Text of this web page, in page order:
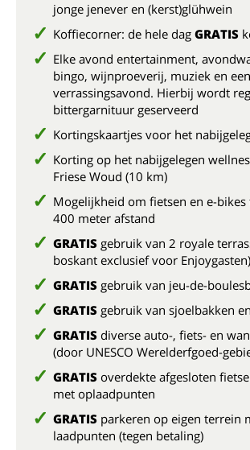
jonge jenever en (kerst)glühwein
Koffiecorner: de hele dag GRATIS
Elke avond entertainment,
bingo, wijnproeverij, muziek en een
verrassingsavond. Hierbij wordt
bittergarnituur geserveerd
Kortingskaartjes voor het
Korting op het nabijgelegen
Friese Woud (10 km)
Mogelijkheid om fietsen en e-
400 meter afstand
GRATIS gebruik van 2 royale
boskant exclusief voor Enjoygasten)
GRATIS gebruik van jeu-de-
GRATIS gebruik van sjoelbakken
GRATIS diverse auto-, fiets- en
(door UNESCO Werelderfgoed-
GRATIS overdekte afgesloten
met oplaadpunten
GRATIS parkeren op eigen terrein
laadpunten (tegen betaling)